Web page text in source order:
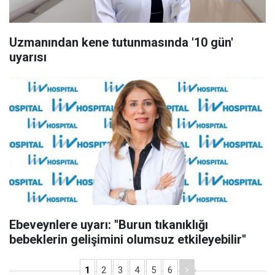
Uzmanından kene tutunmasında '10 gün'
uyarısı
Ebeveynlere uyarı: ''Burun tıkanıklığı
bebeklerin gelişimini olumsuz etkileyebilir''
1 2 3 4 5 6